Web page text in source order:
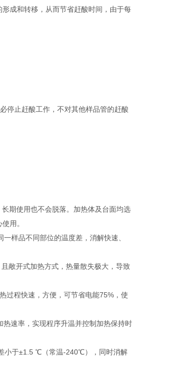
成和转移，从而节省赶酸时间，由于每
停止赶酸工作，不对其他样品管的赶酸
期使用也不会脱落。加热体及台面均选
用。
样品不同部位的温度差，消解快速、
敞开式加热方式，热量散失极大，导致
过程快速，方便，可节省电能75%，使
速率，实现程序升温并控制加热保持时
小于±1.5 ℃（常温-240℃），同时消解